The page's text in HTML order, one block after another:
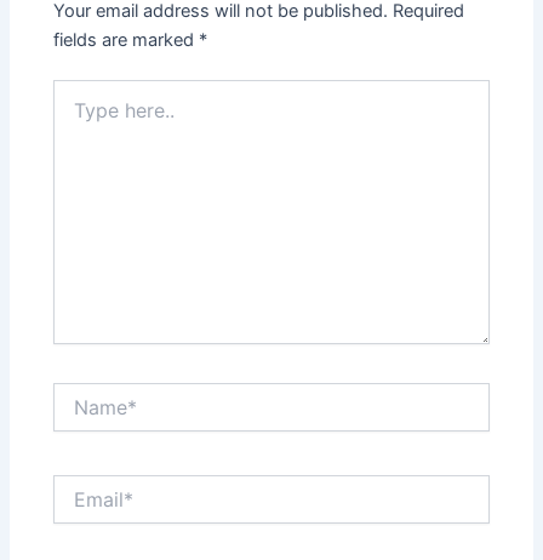
Your email address will not be published. Required
fields are marked *
here..